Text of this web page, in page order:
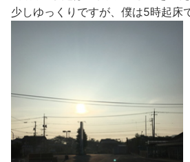
少しゆっくりですが、 僕は5時起床